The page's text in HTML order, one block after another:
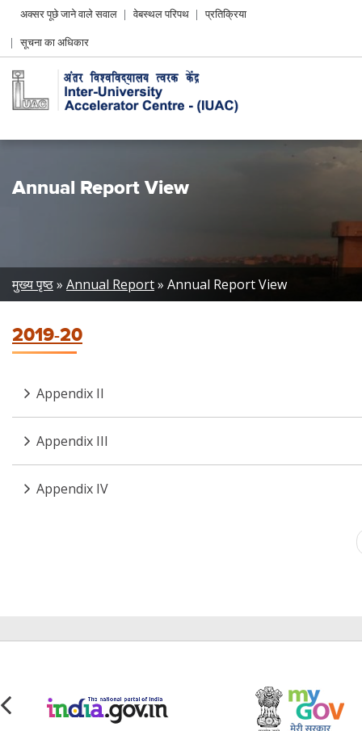
Header
menu
अक्सर पूछे जाने वाले सवाल वेबस्थल परिपथ
प्रतिक्रिया
सूचना का अधिकार
Annual Report View
Breadcrumb
मुख्य पृष्ठ Annual Report Annual Report View
2019-20
Appendix II
Appendix III
Appendix IV